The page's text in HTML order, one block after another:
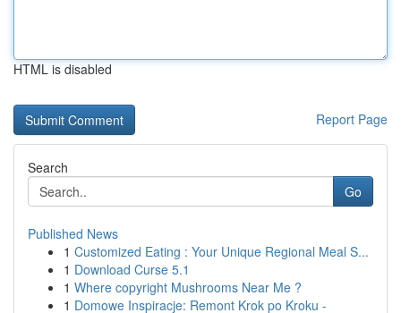
HTML is disabled
Report Page
Search
Go
Published News
1 Customized Eating : Your Unique Regional Meal S...
1 Download Curse 5.1
1 Where copyright Mushrooms Near Me ?
1 Domowe Inspiracje: Remont Krok po Kroku -